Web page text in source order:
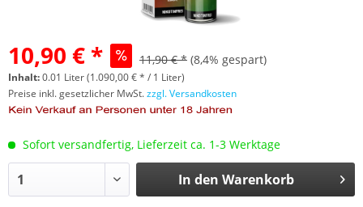
10,90 € * 11,90 € * (8,4% gespart)
Inhalt:0.01 Liter (1.090,00 € * / 1 Liter)
Preise inkl. gesetzlicher MwSt.zzgl. Versandkosten
Sofort versandfertig, Lieferzeit ca. 1-3 Werktage
In den Warenkorb